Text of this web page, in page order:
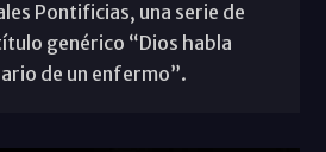
Pontificias, una serie de
genérico “Dios habla
de un enfermo”.